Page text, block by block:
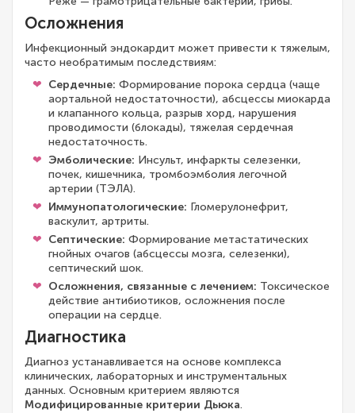
Осложнения
Инфекционный эндокардит может привести к тяжелым,
часто необратимым последствиям:
Сердечные: Формирование порока сердца (чаще
аортальной недостаточности), абсцессы миокарда
и клапанного кольца, разрыв хорд, нарушения
проводимости (блокады), тяжелая сердечная
недостаточность.
Эмболические: Инсульт, инфаркты селезенки,
почек, кишечника, тромбоэмболия легочной
артерии (ТЭЛА).
Иммунопатологические: Гломерулонефрит,
васкулит, артриты.
Септические: Формирование метастатических
гнойных очагов (абсцессы мозга, селезенки),
септический шок.
Осложнения, связанные с лечением: Токсическое
действие антибиотиков, осложнения после
операции на сердце.
Диагностика
Диагноз устанавливается на основе комплекса
клинических, лабораторных и инструментальных
данных. Основным критерием являются
Модифицированные критерии Дьюка.